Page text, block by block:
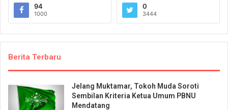
94
1000
0
3444
Berita Terbaru
Jelang Muktamar, Tokoh Muda Soroti
Sembilan Kriteria Ketua Umum PBNU
Mendatang